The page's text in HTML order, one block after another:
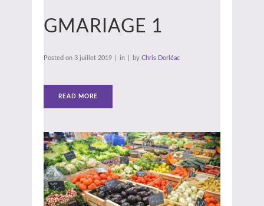
GMARIAGE 1
Posted on 3 juillet 2019 in by Chris Dorléac
READ MORE